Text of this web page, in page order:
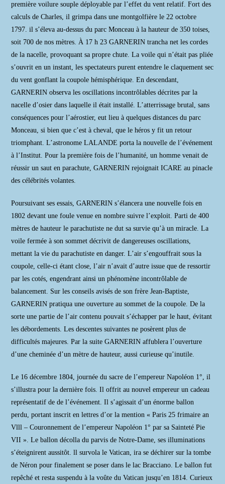
première voilure souple déployable par l’effet du vent relatif. Fort des
calculs de Charles, il grimpa dans une montgolfière le 22 octobre
1797. il s’éleva au-dessus du parc Monceau à la hauteur de 350 toises,
soit 700 de nos mètres. À 17 h 23 GARNERIN trancha net les cordes
de la nacelle, provoquant sa propre chute. La voile qui n’était pas pliée
s’ouvrit en un instant, les spectateurs purent entendre le claquement sec
du vent gonflant la coupole hémisphérique. En descendant,
GARNERIN observa les oscillations incontrôlables décrites par la
nacelle d’osier dans laquelle il était installé. L’atterrissage brutal, sans
conséquences pour l’aérostier, eut lieu à quelques distances du parc
Monceau, si bien que c’est à cheval, que le héros y fit un retour
triomphant. L’astronome LALANDE porta la nouvelle de l’événement
à l’Institut. Pour la première fois de l’humanité, un homme venait de
réussir un saut en parachute, GARNERIN rejoignait ICARE au pinacle
des célébrités volantes.
Poursuivant ses essais, GARNERIN s’élancera une nouvelle fois en
1802 devant une foule venue en nombre suivre l’exploit. Parti de 400
mètres de hauteur le parachutiste ne dut sa survie qu’à un miracle. La
voile fermée à son sommet décrivit de dangereuses oscillations,
mettant la vie du parachutiste en danger. L’air s’engouffrait sous la
coupole, celle-ci étant close, l’air n’avait d’autre issue que de ressortir
par les cotés, engendrant ainsi un phénomène incontrôlable de
balancement. Sur les conseils avisés de son frère Jean-Baptiste,
GARNERIN pratiqua une ouverture au sommet de la coupole. De la
sorte une partie de l’air contenu pouvait s’échapper par le haut, évitant
les débordements. Les descentes suivantes ne posèrent plus de
difficultés majeures. Par la suite GARNERIN affublera l’ouverture
d’une cheminée d’un mètre de hauteur, aussi curieuse qu’inutile.
Le 16 décembre 1804, journée du sacre de l’empereur Napoléon 1°, il
s’illustra pour la dernière fois. Il offrit au nouvel empereur un cadeau
représentatif de de l’événement. Il s’agissait d’un énorme ballon
perdu, portant inscrit en lettres d’or la mention « Paris 25 frimaire an
Vlll – Couronnement de l’empereur Napoléon 1° par sa Sainteté Pie
VII ». Le ballon décolla du parvis de Notre-Dame, ses illuminations
s’éteignirent aussitôt. ll survola le Vatican, ira se déchirer sur la tombe
de Néron pour finalement se poser dans le lac Bracciano. Le ballon fut
repêché et resta suspendu à la voûte du Vatican jusqu’en 1814. Curieux